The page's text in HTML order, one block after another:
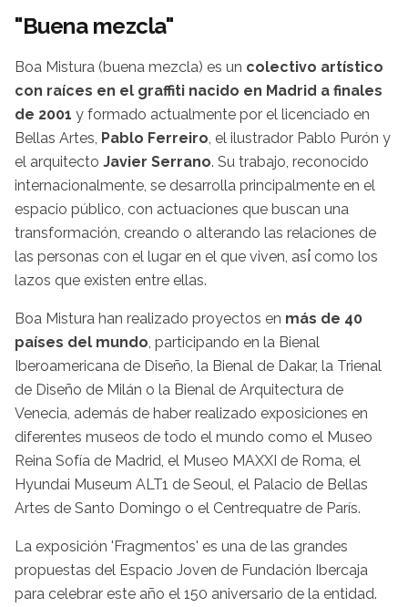
"Buena mezcla"
Boa Mistura (buena mezcla) es un colectivo artístico
con raíces en el graffiti nacido en Madrid a finales
de 2001 y formado actualmente por el licenciado en
Bellas Artes, Pablo Ferreiro, el ilustrador Pablo Purón y
el arquitecto Javier Serrano. Su trabajo, reconocido
internacionalmente, se desarrolla principalmente en el
espacio público, con actuaciones que buscan una
transformación, creando o alterando las relaciones de
las personas con el lugar en el que viven, así́ como los
lazos que existen entre ellas.
Boa Mistura han realizado proyectos en más de 40
países del mundo, participando en la Bienal
Iberoamericana de Diseño, la Bienal de Dakar, la Trienal
de Diseño de Milán o la Bienal de Arquitectura de
Venecia, además de haber realizado exposiciones en
diferentes museos de todo el mundo como el Museo
Reina Sofía de Madrid, el Museo MAXXI de Roma, el
Hyundai Museum ALT1 de Seoul, el Palacio de Bellas
Artes de Santo Domingo o el Centrequatre de París.
La exposición 'Fragmentos' es una de las grandes
propuestas del Espacio Joven de Fundación Ibercaja
para celebrar este año el 150 aniversario de la entidad.